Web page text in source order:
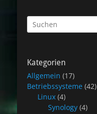
Suchen
nach:
Kategorien
Allgemein (17)
Betriebssysteme (42)
Linux (4)
Synology (4)